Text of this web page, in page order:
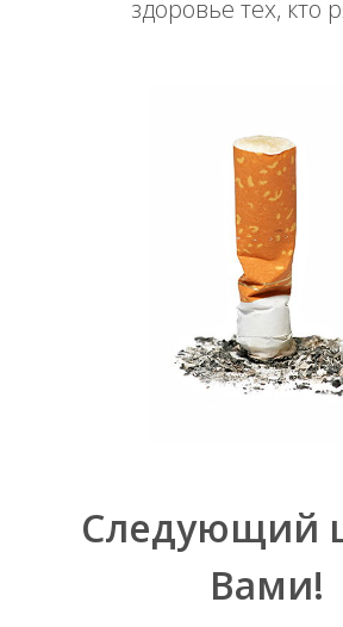
здоровье тех, кто
Следующий
Вами!